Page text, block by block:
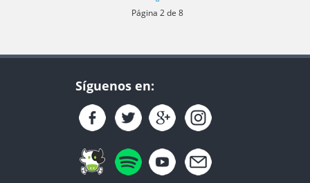
Página 2 de 8
Síguenos en: